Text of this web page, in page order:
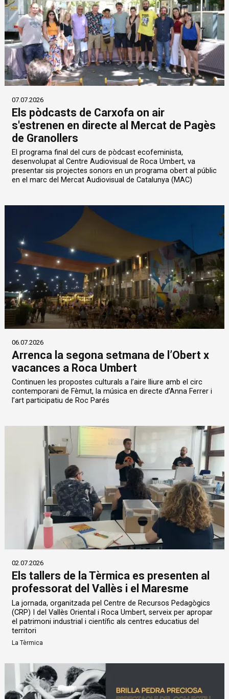
07.07.2026
Els pòdcasts de Carxofa on air
s'estrenen en directe al Mercat de Pagès
de Granollers
El programa final del curs de pòdcast ecofeminista,
desenvolupat al Centre Audiovisual de Roca Umbert, va
presentar sis projectes sonors en un programa obert al públic
en el marc del Mercat Audiovisual de Catalunya (MAC)
06.07.2026
Arrenca la segona setmana de l’Obert x
vacances a Roca Umbert
Continuen les propostes culturals a l’aire lliure amb el circ
contemporani de Fèmut, la música en directe d’Anna Ferrer i
l’art participatiu de Roc Parés
02.07.2026
Els tallers de la Tèrmica es presenten al
professorat del Vallès i el Maresme
La jornada, organitzada pel Centre de Recursos Pedagògics
(CRP) I del Vallès Oriental i Roca Umbert, serveix per apropar
el patrimoni industrial i científic als centres educatius del
territori
La Tèrmica